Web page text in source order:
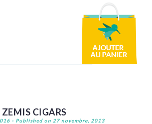
CIGARS
- Published on 27 novembre, 2013